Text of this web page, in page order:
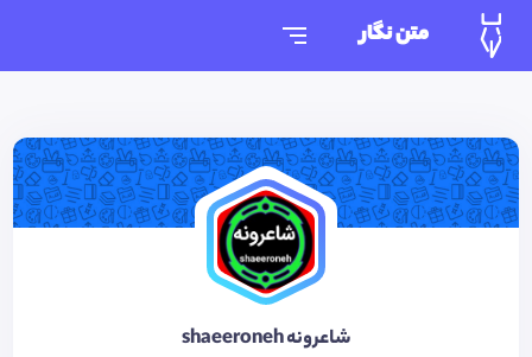
متن نگار
شاعرونه shaeeroneh